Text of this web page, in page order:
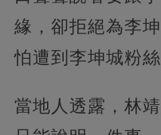
緣，卻拒絕為李
怕遭到李坤城粉
當地人透露，林